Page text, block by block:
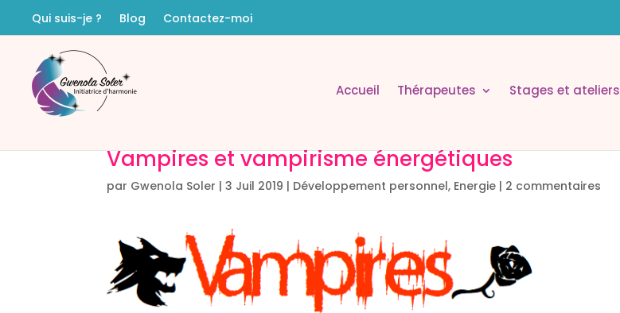
Qui suis-je ? Blog Contactez-moi
Accueil Thérapeutes Stages et ateliers
Vampires et vampirisme énergétiques
par Gwenola Soler |3 Juil 2019 | Développement personnel, Energie | 2 commentaires